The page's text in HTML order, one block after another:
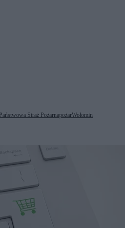
Państwowa Straż PożarnapożarWołomin